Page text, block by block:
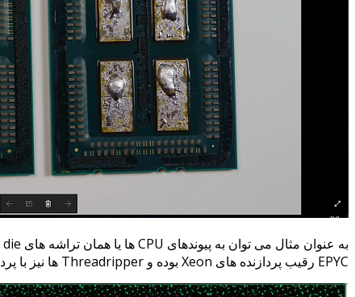
EPYC رقیب پردازنده های Xeon بوده و Threadripper ها نیز با پردازنده های Core-X به رقابت می پردازند. اینتل در حال حاضر با حواشی امنیتی سنگین دست و پنجه نرم می کند.